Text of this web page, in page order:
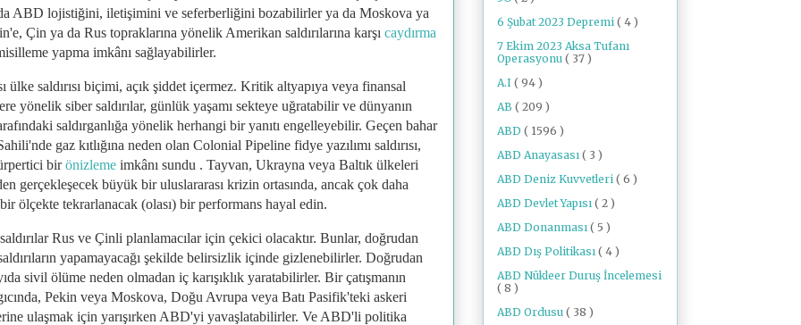
ABD lojistiğini, iletişimini ve seferberliğini bozabilirler ya da Moskova ya
Çin ya da Rus topraklarına yönelik Amerikan saldırılarına karşı caydırma
yapma imkânı sağlayabilirler.
ülke saldırısı biçimi, açık şiddet içermez. Kritik altyapıya veya finansal
yönelik siber saldırılar, günlük yaşamı sekteye uğratabilir ve dünyanın
saldırganlığa yönelik herhangi bir yanıtı engelleyebilir. Geçen bahar
gaz kıtlığına neden olan Colonial Pipeline fidye yazılımı saldırısı,
birönizleme imkânı sundu . Tayvan, Ukrayna veya Baltık ülkeleri
gerçekleşecek büyük bir uluslararası krizin ortasında, ancak çok daha
ölçekte tekrarlanacak (olası) bir performans hayal edin.
Rus ve Çinli planlamacılar için çekici olacaktır. Bunlar, doğrudan
yapamayacağı şekilde belirsizlik içinde gizlenebilirler. Doğrudan
sivil ölüme neden olmadan iç karışıklık yaratabilirler. Bir çatışmanın
Pekin veya Moskova, Doğu Avrupa veya Batı Pasifik'teki askeri
ulaşmak için yarışırken ABD'yi yavaşlatabilirler. Ve ABD'li politika
6 Şubat 2023 Depremi ( 4 )
7 Ekim 2023 Aksa Tufanı
Operasyonu ( 37 )
A.I ( 94 )
AB ( 209 )
ABD ( 1596 )
ABD Anayasası ( 3 )
ABD Deniz Kuvvetleri ( 6 )
ABD Devlet Yapısı ( 2 )
ABD Donanması ( 5 )
ABD Dış Politikası ( 4 )
ABD Nükleer Duruş İncelemesi
( 8 )
ABD Ordusu ( 38 )